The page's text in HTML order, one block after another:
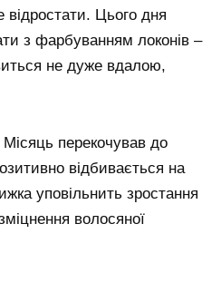
відростати. Цього дня
з фарбуванням локонів –
не дуже вдалою,
перекочував до
відбивається на
уповільнить зростання
волосяної